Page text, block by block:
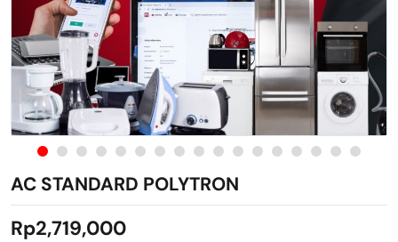
AC STANDARD POLYTRON
Rp2,719,000